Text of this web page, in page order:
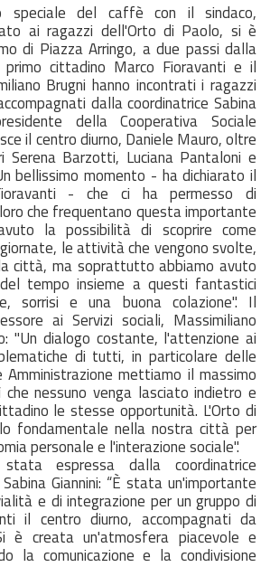
speciale del caffè con il sindaco,
ai ragazzi dell'Orto di Paolo, si è
di Piazza Arringo, a due passi dalla
cittadino Marco Fioravanti e il
Brugni hanno incontrati i ragazzi
dalla coordinatrice Sabina
della Cooperativa Sociale
il centro diurno, Daniele Mauro, oltre
Serena Barzotti, Luciana Pantaloni e
bellissimo momento - ha dichiarato il
- che ci ha permesso di
che frequentano questa importante
la possibilità di scoprire come
le attività che vengono svolte,
città, ma soprattutto abbiamo avuto
tempo insieme a questi fantastici
sorrisi e una buona colazione". Il
ai Servizi sociali, Massimiliano
"Un dialogo costante, l'attenzione ai
di tutti, in particolare delle
Amministrazione mettiamo il massimo
nessuno venga lasciato indietro e
le stesse opportunità. L'Orto di
fondamentale nella nostra città per
personale e l'interazione sociale".
espressa dalla coordinatrice
Giannini: “È stata un'importante
e di integrazione per un gruppo di
il centro diurno, accompagnati da
è creata un'atmosfera piacevole e
la comunicazione e la condivisione